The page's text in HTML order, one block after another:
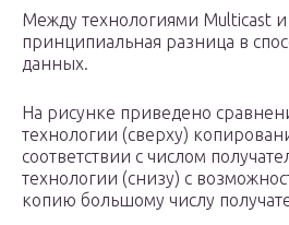
Между технологиями Multicast и
принципиальная разница в
данных.
На рисунке приведено
технологии (сверху)
соответствии с числом
технологии (снизу) с
копию большому числу